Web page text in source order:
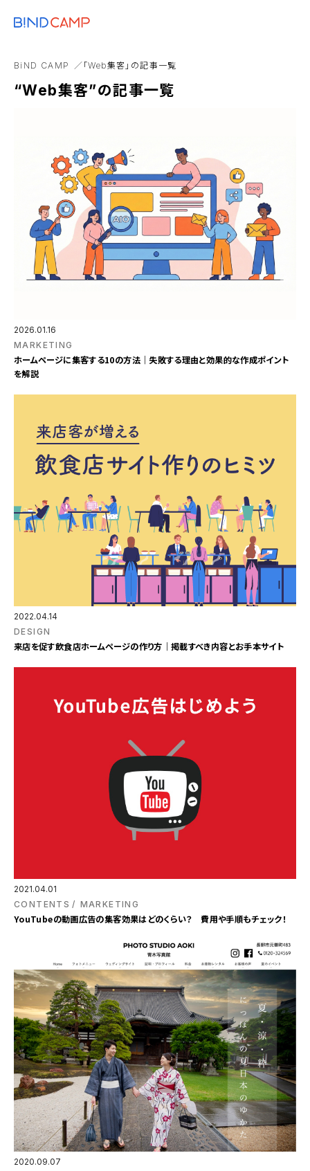
Webアプリ
Web制作事業者
BiND CAMP 「Web集客」の記事一覧
“Web集客”の記事一覧
2026.01.16
MARKETING
ホームページに集客する10の方法｜失敗する理由と効果的な作成ポイント
を解説
2022.04.14
DESIGN
来店を促す飲食店ホームページの作り方｜掲載すべき内容とお手本サイト
2021.04.01
CONTENTS
MARKETING
YouTubeの動画広告の集客効果はどのくらい？ 費用や手順もチェック！
2020.09.07